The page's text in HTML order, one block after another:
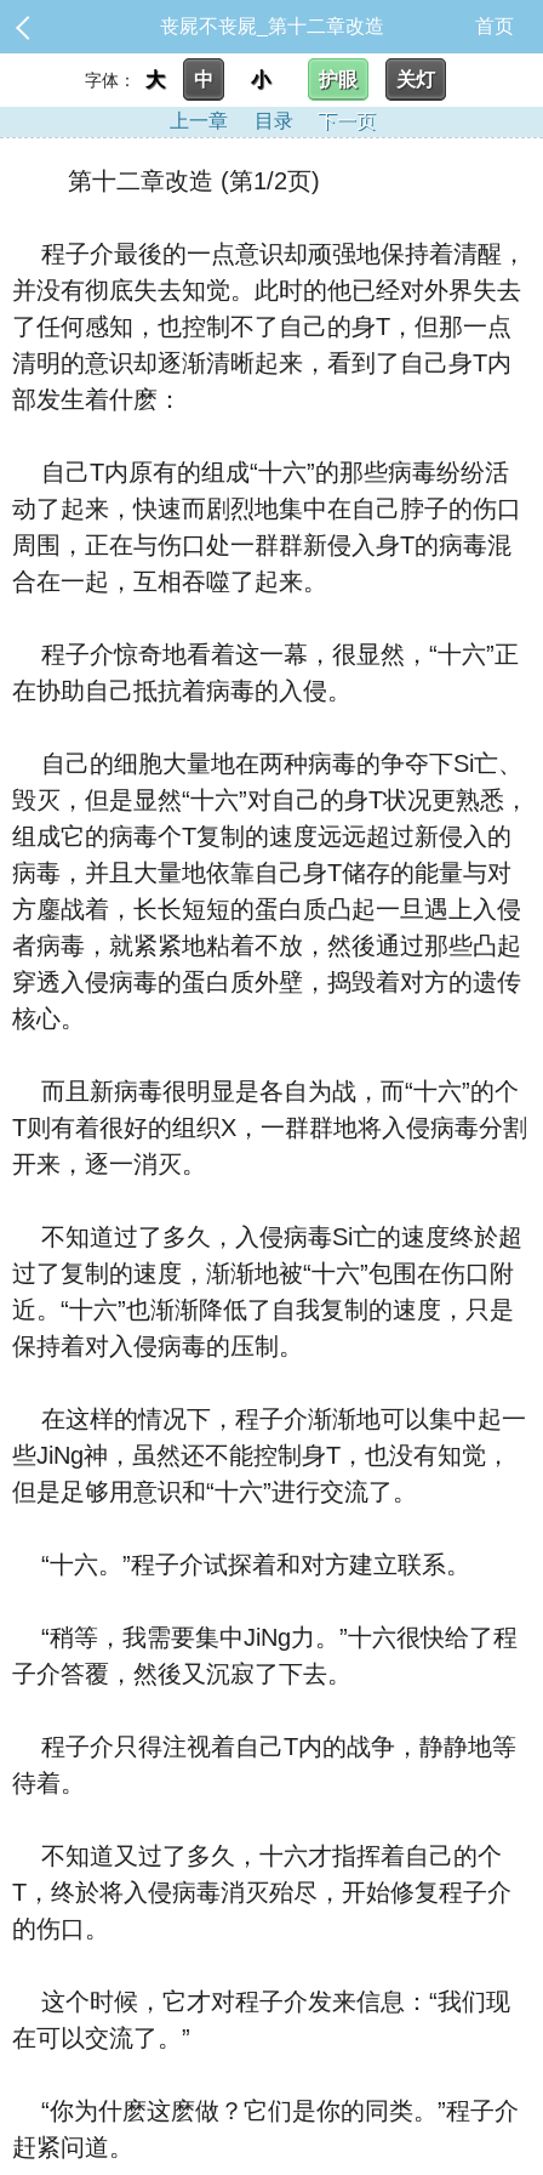
丧屍不丧屍_第十二章改造 首页
字体： 大 中 小 护眼
关灯
上一章
目录 下一页
第十二章改造 (第1/2页)
程子介最後的一点意识却顽强地保持着清醒，
并没有彻底失去知觉。此时的他已经对外界失去
了任何感知，也控制不了自己的身T，但那一点
清明的意识却逐渐清晰起来，看到了自己身T内
部发生着什麽：
自己T内原有的组成“十六”的那些病毒纷纷活
动了起来，快速而剧烈地集中在自己脖子的伤口
周围，正在与伤口处一群群新侵入身T的病毒混
合在一起，互相吞噬了起来。
程子介惊奇地看着这一幕，很显然，“十六”正
在协助自己抵抗着病毒的入侵。
自己的细胞大量地在两种病毒的争夺下Si亡、
毁灭，但是显然“十六”对自己的身T状况更熟悉，
组成它的病毒个T复制的速度远远超过新侵入的
病毒，并且大量地依靠自己身T储存的能量与对
方鏖战着，长长短短的蛋白质凸起一旦遇上入侵
者病毒，就紧紧地粘着不放，然後通过那些凸起
穿透入侵病毒的蛋白质外壁，捣毁着对方的遗传
核心。
而且新病毒很明显是各自为战，而“十六”的个
T则有着很好的组织X，一群群地将入侵病毒分割
开来，逐一消灭。
不知道过了多久，入侵病毒Si亡的速度终於超
过了复制的速度，渐渐地被“十六”包围在伤口附
近。“十六”也渐渐降低了自我复制的速度，只是
保持着对入侵病毒的压制。
在这样的情况下，程子介渐渐地可以集中起一
些JiNg神，虽然还不能控制身T，也没有知觉，
但是足够用意识和“十六”进行交流了。
“十六。”程子介试探着和对方建立联系。
“稍等，我需要集中JiNg力。”十六很快给了程
子介答覆，然後又沉寂了下去。
程子介只得注视着自己T内的战争，静静地等
待着。
不知道又过了多久，十六才指挥着自己的个
T，终於将入侵病毒消灭殆尽，开始修复程子介
的伤口。
这个时候，它才对程子介发来信息：“我们现
在可以交流了。”
“你为什麽这麽做？它们是你的同类。”程子介
赶紧问道。